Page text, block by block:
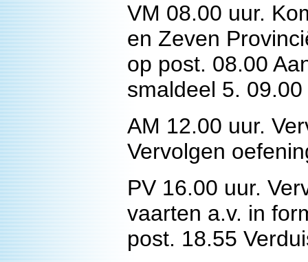
VM 08.00 uur.
en Zeven
op post. 08.00
smaldeel 5.
AM 12.00 uur.
Vervolgen
PV 16.00 uur.
vaarten a.v. in
post. 18.55